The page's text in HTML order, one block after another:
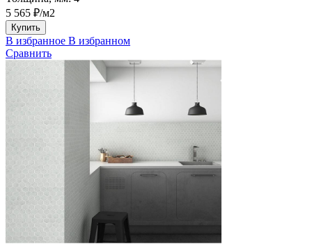
5 565 ₽/м2
Купить
В избранное В избранном
Сравнить